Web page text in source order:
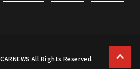
All Rights Reserved.